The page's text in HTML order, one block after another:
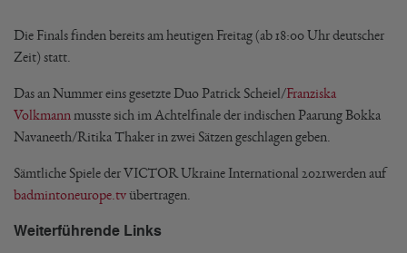
Die Finals finden bereits am heutigen Freitag (ab 18:00 Uhr deutscher
Zeit) statt.
Das an Nummer eins gesetzte Duo Patrick Scheiel/Franziska
Volkmann musste sich im Achtelfinale der indischen Paarung Bokka
Navaneeth/Ritika Thaker in zwei Sätzen geschlagen geben.
Sämtliche Spiele der VICTOR Ukraine International 2021werden auf
badmintoneurope.tvübertragen.
Weiterführende Links